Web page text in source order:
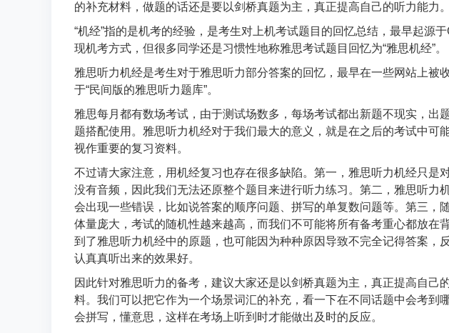
的补充材料，做题的话还是要以剑桥真题为主，真正提高自己的听力能力。
“机经”指的是机考的经验，是考生对上机考试题目的回忆总结，最早起源
现机考方式，但很多同学还是习惯性地称雅思考试题目回忆为“雅思机经”。
雅思听力机经是考生对于雅思听力部分答案的回忆，最早在一些网站上被
于“民间版的雅思听力题库”。
雅思每月都有数场考试，由于测试场数多，每场考试都出新题不现实，出
题搭配使用。雅思听力机经对于我们最大的意义，就是在之后的考试中可
视作重要的复习资料。
不过请大家注意，用机经复习也存在很多缺陷。第一，雅思听力机经只是
没有音频，因此我们无法还原整个题目来进行听力练习。第二，雅思听力
会出现一些错误，比如说答案的顺序问题、拼写的单复数问题等。第三，
体量庞大，考试的随机性越来越高，而我们不可能将所有备考重心都放在
到了雅思听力机经中的原题，也可能因为种种原因导致不完全记得答案，
认真真听出来的效果好。
因此针对雅思听力的备考，建议大家还是以剑桥真题为主，真正提高自己
料。我们可以把它作为一个场景词汇的补充，看一下在不同话题中会考到
会拼写，懂意思，这样在考场上听到时才能做出及时的反应。